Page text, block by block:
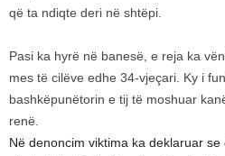
që ta ndiqte deri në shtëpi.
Pasi ka hyrë në banesë, e reja ka
mes të cilëve edhe 34-vjeçari. Ky i
bashkëpunëtorin e tij të moshuar
renë.
Në denoncim viktima ka deklaruar